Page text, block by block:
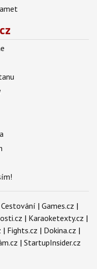
Cestování | Games.cz |
| Karaoketexty.cz |
| Fights.cz | Dokina.cz |
| StartupInsider.cz